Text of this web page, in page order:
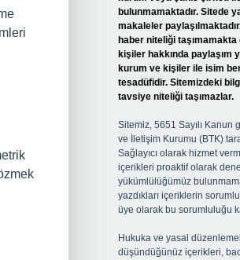
bulunmamaktadır. Sitede
makaleler
haber niteliği
kişiler hakkında paylaşım
kurum ve kişiler ile isim
tesadüfidir. Sitemizdeki
tavsiye niteliği taşımazlar.
Sitemiz, 5651 Sayılı
ve İletişim Kurumu (BTK)
Sağlayıcı olarak hizmet
içerikleri proaktif olarak
yükümlülüğümüz
yazdıkları içeriklerin
üye olarak bu sorumluluğu
Hukuka ve yasal
düşündüğünüz içerikleri,